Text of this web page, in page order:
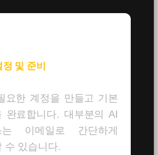
및 준비
요한 계정을 만들고 기본
완료합니다. 대부분의 AI
는 이메일로 간단하게
수 있습니다.